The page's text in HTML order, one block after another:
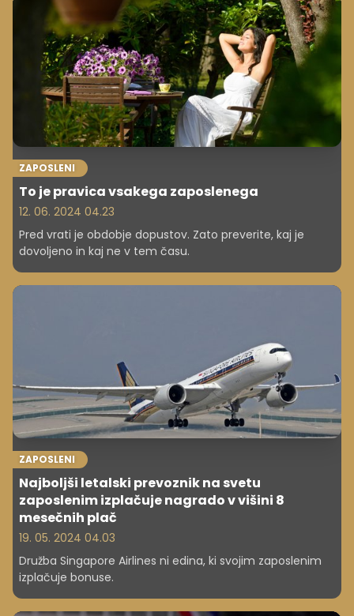
ZAPOSLENI
To je pravica vsakega zaposlenega
12. 06. 2024 04.23
Pred vrati je obdobje dopustov. Zato preverite, kaj je
dovoljeno in kaj ne v tem času.
ZAPOSLENI
Najboljši letalski prevoznik na svetu
zaposlenim izplačuje nagrado v višini 8
mesečnih plač
19. 05. 2024 04.03
Družba Singapore Airlines ni edina, ki svojim zaposlenim
izplačuje bonuse.